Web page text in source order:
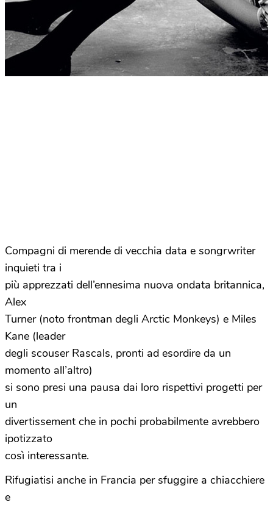
Compagni di merende di vecchia data e songrwriter
inquieti tra i
più apprezzati dell’ennesima nuova ondata britannica,
Alex
Turner (noto frontman degli Arctic Monkeys) e Miles
Kane (leader
degli scouser Rascals, pronti ad esordire da un
momento all’altro)
si sono presi una pausa dai loro rispettivi progetti per
un
divertissement che in pochi probabilmente avrebbero
ipotizzato
così interessante.
Rifugiatisi anche in Francia per sfuggire a chiacchiere
e